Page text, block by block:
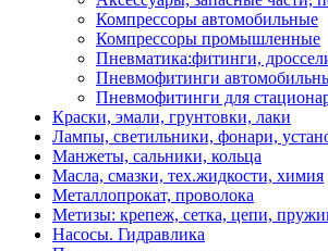
Компрессоры автомобильные
Компрессоры промышленные
Пневматика:фитинги,
Пневмофитинги
Пневмофитинги для
Краски, эмали, грунтовки, лаки
Лампы, светильники, фонари,
Манжеты, сальники, кольца
Масла, смазки, тех.жидкости, химия
Металлопрокат, проволока
Метизы: крепеж, сетка, цепи,
Насосы. Гидравлика